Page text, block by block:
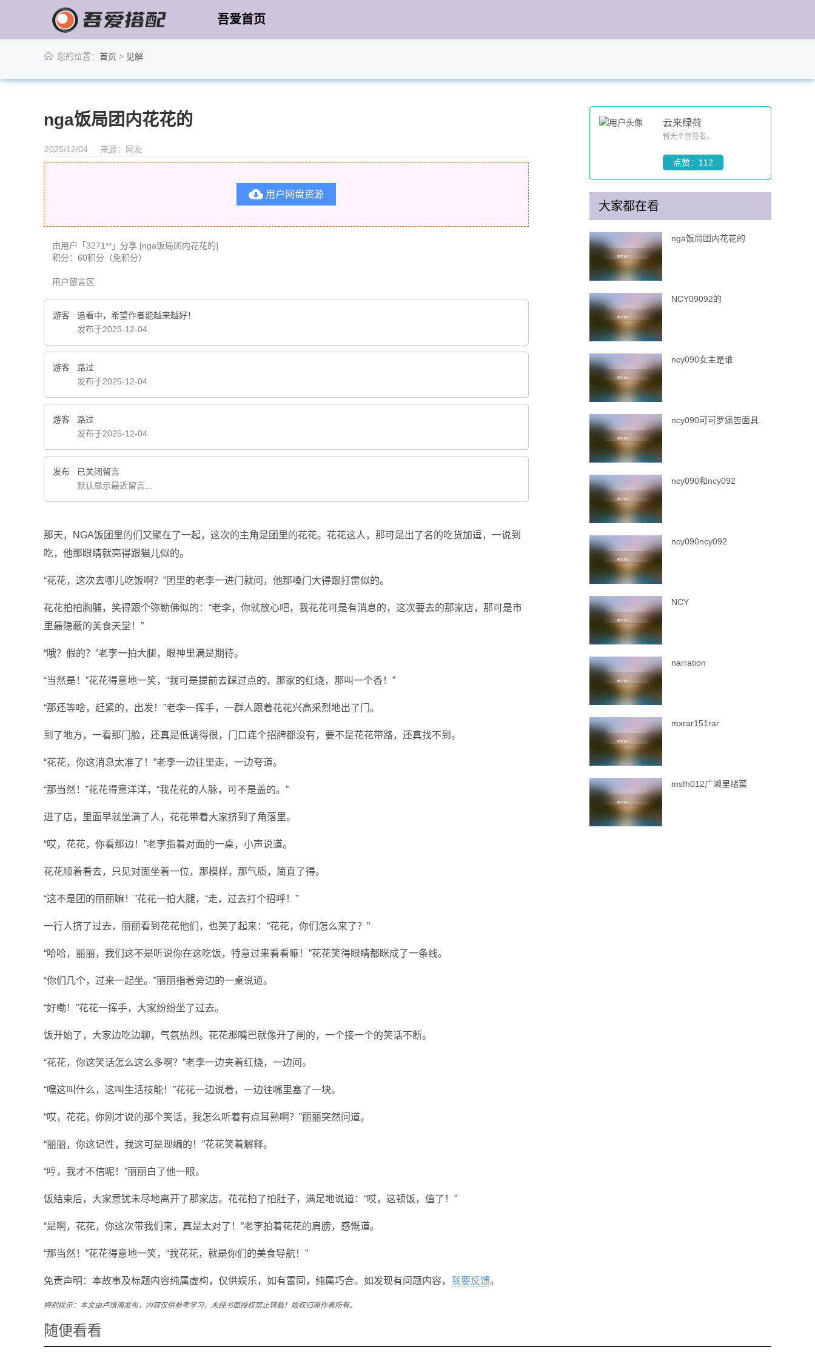
吾爱首页
您的位置： 首页 > 见解
nga饭局团内花花的
2025/12/04 来源：网友
 用户网盘资源
由用户「3271**」分享 [nga饭局团内花花的]
积分：60积分（免积分）
用户留言区
游客
追看中，希望作者能越来越好！
发布于2025-12-04
游客
路过
发布于2025-12-04
游客
路过
发布于2025-12-04
发布
已关闭留言
默认显示最近留言...
那天，NGA饭团里的们又聚在了一起，这次的主角是团里的花花。花花这人，那可是出了名的吃货加逗，一说到
吃，他那眼睛就亮得跟猫儿似的。
“花花，这次去哪儿吃饭啊？”团里的老李一进门就问，他那嗓门大得跟打雷似的。
花花拍拍胸脯，笑得跟个弥勒佛似的：“老李，你就放心吧，我花花可是有消息的，这次要去的那家店，那可是市
里最隐蔽的美食天堂！”
“哦？假的？”老李一拍大腿，眼神里满是期待。
“当然是！”花花得意地一笑，“我可是提前去踩过点的，那家的红烧，那叫一个香！”
“那还等啥，赶紧的，出发！”老李一挥手，一群人跟着花花兴高采烈地出了门。
到了地方，一看那门脸，还真是低调得很，门口连个招牌都没有，要不是花花带路，还真找不到。
“花花，你这消息太准了！”老李一边往里走，一边夸道。
“那当然！”花花得意洋洋，“我花花的人脉，可不是盖的。”
进了店，里面早就坐满了人，花花带着大家挤到了角落里。
“哎，花花，你看那边！”老李指着对面的一桌，小声说道。
花花顺着看去，只见对面坐着一位，那模样，那气质，简直了得。
“这不是团的丽丽嘛！”花花一拍大腿，“走，过去打个招呼！”
一行人挤了过去，丽丽看到花花他们，也笑了起来：“花花，你们怎么来了？”
“哈哈，丽丽，我们这不是听说你在这吃饭，特意过来看看嘛！”花花笑得眼睛都眯成了一条线。
“你们几个，过来一起坐。”丽丽指着旁边的一桌说道。
“好嘞！”花花一挥手，大家纷纷坐了过去。
饭开始了，大家边吃边聊，气氛热烈。花花那嘴巴就像开了闸的，一个接一个的笑话不断。
“花花，你这笑话怎么这么多啊？”老李一边夹着红烧，一边问。
“嘿这叫什么，这叫生活技能！”花花一边说着，一边往嘴里塞了一块。
“哎，花花，你刚才说的那个笑话，我怎么听着有点耳熟啊？”丽丽突然问道。
“丽丽，你这记性，我这可是现编的！”花花笑着解释。
“哼，我才不信呢！”丽丽白了他一眼。
饭结束后，大家意犹未尽地离开了那家店。花花拍了拍肚子，满足地说道：“哎，这顿饭，值了！”
“是啊，花花，你这次带我们来，真是太对了！”老李拍着花花的肩膀，感慨道。
“那当然！”花花得意地一笑，“我花花，就是你们的美食导航！”
免责声明：本故事及标题内容纯属虚构，仅供娱乐，如有雷同，纯属巧合。如发现有问题内容， 我要反馈。
特别提示：本文由卢惜海发布，内容仅供参考学习，未经书面授权禁止转载！版权归原作者所有。
云来绿荷
暂无个性签名。
点赞：112
大家都在看
nga饭局团内花花的
NCY09092的
ncy090女主是谁
ncy090可可罗痛苦面具
ncy090和ncy092
ncy090ncy092
NCY
narration
mxrar151rar
msfh012广濑里绪菜
随便看看